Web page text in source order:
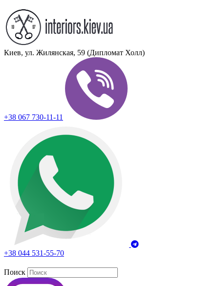
Киев, ул. Жилянская, 59 (Дипломат Холл)
+38 067 730-11-11
+38 044 531-55-70
Поиск